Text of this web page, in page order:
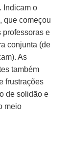
Indicam o
que começou
professoras e
conjunta (de
As
também
frustrações
de solidão e
meio